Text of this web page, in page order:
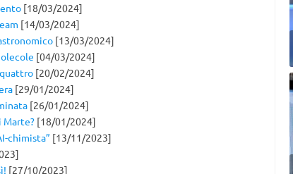
[18/03/2024]
[14/03/2024]
[13/03/2024]
[04/03/2024]
[20/02/2024]
[29/01/2024]
[26/01/2024]
Marte?[18/01/2024]
chimista” [13/11/2023]
[27/10/2023]